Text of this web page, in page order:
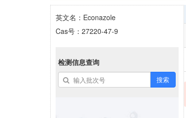
英文名：Econazole
Cas号：27220-47-9
检测信息查询
搜索